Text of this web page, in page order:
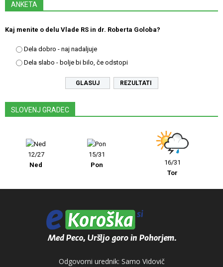
ANKETA
Kaj menite o delu Vlade RS in dr. Roberta Goloba?
Dela dobro - naj nadaljuje
Dela slabo - bolje bi bilo, če odstopi
REZULTATI
SLOVENJ GRADEC
12/27
Ned
15/31
Pon
16/31
Tor
Odgovorni urednik: Samo Vidovič